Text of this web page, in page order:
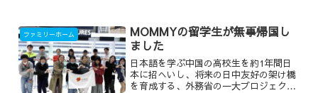
ファミリーホーム
MOMMYの留学生が無事帰国し
ました
日本語を学ぶ中国の高校生を約1年間日
本に招へいし、将来の日中友好の架け橋
を育成する、外務省の一大プロジェク